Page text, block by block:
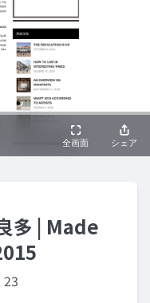
多 | Made